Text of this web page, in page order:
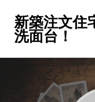
新築注文
洗面台！